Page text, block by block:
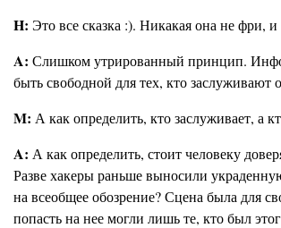
H: Это все сказка :). Никакая она не фри,
A: Слишком утрированный принцип.
быть свободной для тех, кто заслуживают
M: А как определить, кто заслуживает, а
A: А как определить, стоит человеку
Разве хакеры раньше выносили
на всеобщее обозрение? Сцена была для
попасть на нее могли лишь те, кто был